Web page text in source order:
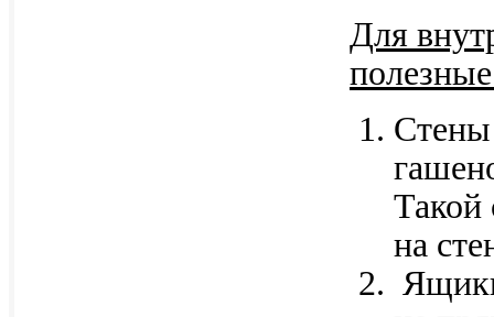
Для
Стены
Такой
на